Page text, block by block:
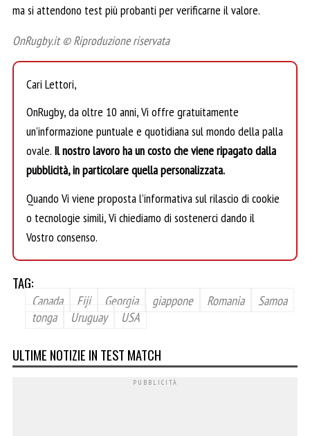
ma si attendono test più probanti per verificarne il valore.
OnRugby.it © Riproduzione riservata
Cari Lettori,
OnRugby, da oltre 10 anni, Vi offre gratuitamente
un’informazione puntuale e quotidiana sul mondo della palla
ovale. Il nostro lavoro ha un costo che viene ripagato dalla
pubblicità, in particolare quella personalizzata.
Quando Vi viene proposta l’informativa sul rilascio di cookie
o tecnologie simili, Vi chiediamo di sostenerci dando il
Vostro consenso.
TAG:
Canada Fiji Georgia giappone Romania
Samoa
tonga
Uruguay USA
ULTIME NOTIZIE IN TEST MATCH